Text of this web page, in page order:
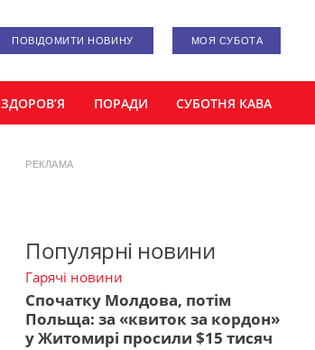
ПОВІДОМИТИ НОВИНУ МОЯ СУБОТА
ЗДОРОВ’Я ПОРАДИ СУБОТНЯ КАВА
РЕКЛАМА
Популярні новини
Гарячі новини
Спочатку Молдова, потім
Польща: за «квиток за кордон»
у Житомирі просили $15 тисяч